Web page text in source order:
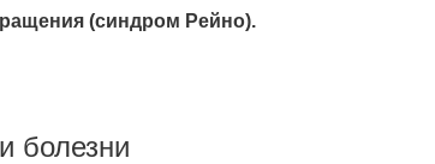
(синдром Рейно).
болезни